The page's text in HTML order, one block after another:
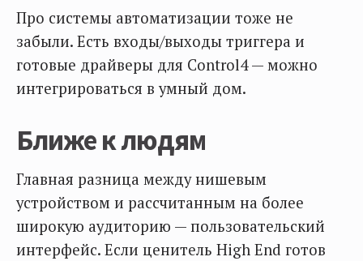
Про системы автоматизации тоже не
забыли. Есть входы/выходы триггера и
готовые драйверы для Control4 — можно
интегрироваться в умный дом.
Ближе к людям
Главная разница между нишевым
устройством и рассчитанным на более
широкую аудиторию — пользовательский
интерфейс. Если ценитель High End готов